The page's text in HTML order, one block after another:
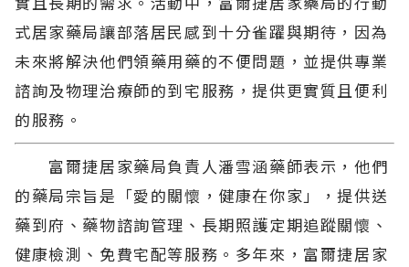
式居家藥局讓部落居民感到十分雀躍與期待，因為
未來將解決他們領藥用藥的不便問題，並提供專業
諮詢及物理治療師的到宅服務，提供更實質且便利
的服務。
富爾捷居家藥局負責人潘雪涵藥師表示，他們
的藥局宗旨是「愛的關懷，健康在你家」，提供送
藥到府、藥物諮詢管理、長期照護定期追蹤關懷、
健康檢測、免費宅配等服務。多年來，富爾捷居家